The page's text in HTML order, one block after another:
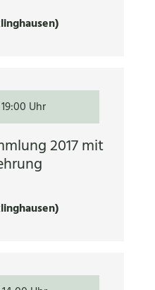
19:00 Uhr
2017 mit